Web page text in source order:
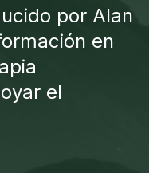
por Alan
en
el